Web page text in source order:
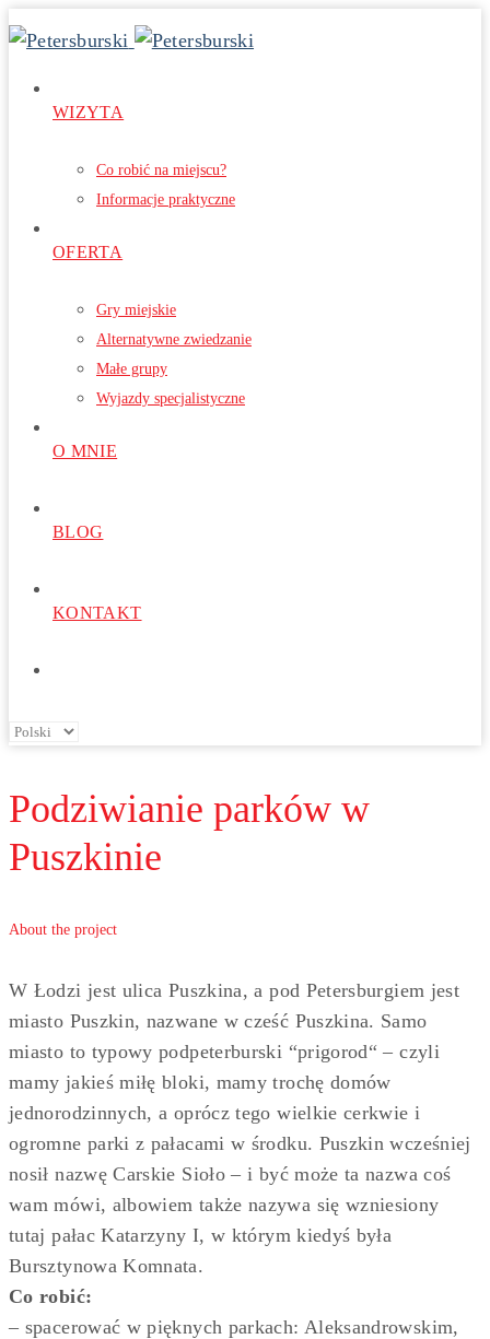
WIZYTA
Co robić na miejscu?
Informacje praktyczne
OFERTA
Gry miejskie
Alternatywne zwiedzanie
Małe grupy
Wyjazdy specjalistyczne
O MNIE
BLOG
KONTAKT
Podziwianie parków w
Puszkinie
About the project
W Łodzi jest ulica Puszkina, a pod Petersburgiem jest
miasto Puszkin, nazwane w cześć Puszkina. Samo
miasto to typowy podpeterburski “prigorod“ – czyli
mamy jakieś miłę bloki, mamy trochę domów
jednorodzinnych, a oprócz tego wielkie cerkwie i
ogromne parki z pałacami w środku. Puszkin wcześniej
nosił nazwę Carskie Sioło – i być może ta nazwa coś
wam mówi, albowiem także nazywa się wzniesiony
tutaj pałac Katarzyny I, w którym kiedyś była
Bursztynowa Komnata.
Co robić:
– spacerować w pięknych parkach: Aleksandrowskim,